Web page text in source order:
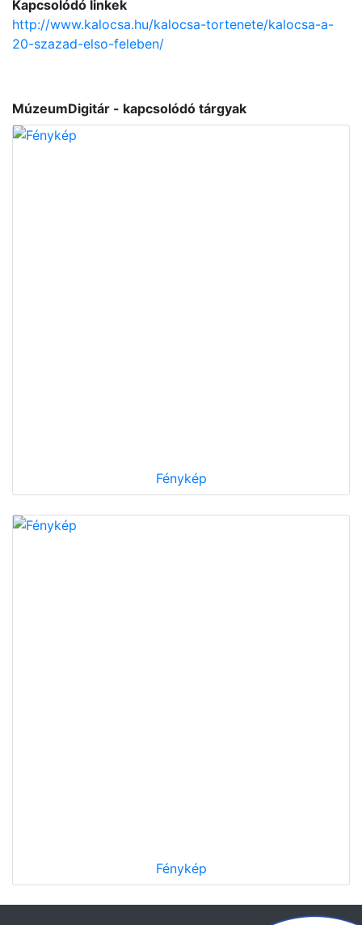
Kapcsolódó linkek
http://www.kalocsa.hu/kalocsa-tortenete/kalocsa-a-
20-szazad-elso-feleben/
MúzeumDigitár - kapcsolódó tárgyak
Fénykép
Fénykép